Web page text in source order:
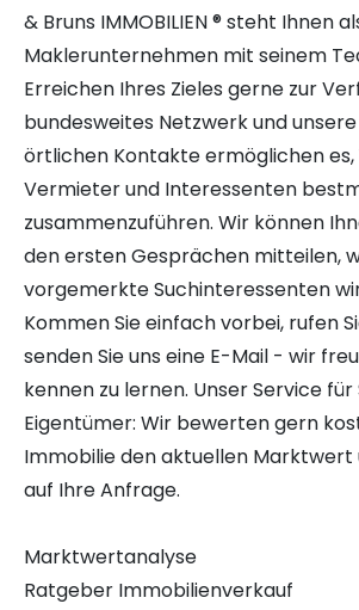
& Bruns IMMOBILIEN ® steht Ihnen
Maklerunternehmen mit seinem
Erreichen Ihres Zieles gerne zur
bundesweites Netzwerk und
örtlichen Kontakte ermöglichen es,
Vermieter und Interessenten
zusammenzuführen. Wir können
den ersten Gesprächen mitteilen,
vorgemerkte Suchinteressenten
Kommen Sie einfach vorbei, rufen
senden Sie uns eine E-Mail - wir
kennen zu lernen. Unser Service für
Eigentümer: Wir bewerten gern
Immobilie den aktuellen Marktwert
auf Ihre Anfrage.
Marktwertanalyse
Ratgeber Immobilienverkauf